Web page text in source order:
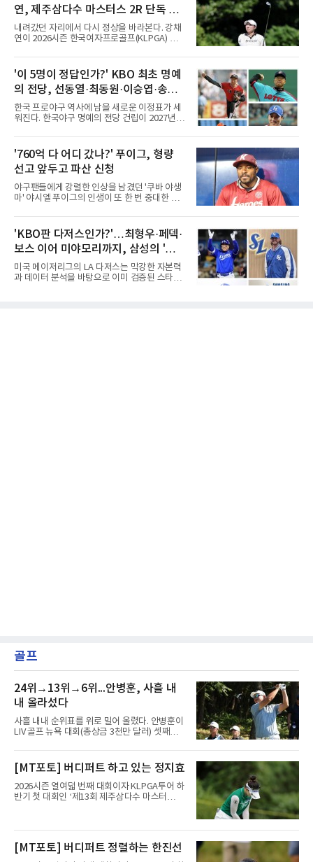
을 던졌다.물론 144경기가 세계적으로 특별히
많은 숫자는 아니다. 메이저리그는 팀당 162경
기, 일본프로야구도 143~144경기를 치른다. 숫
자만 놓고 보면 KBO가 유난히 혹사 구조라고 말
비교하기 어려울 정도로 폭염이 길어지고 강해
지고 있다. 여기에 장마, 이
연, 제주삼다수 마스터스 2R 단독 선
두
내려갔던 자리에서 다시 정상을 바라본다. 강채
연이 2026시즌 한국여자프로골프(KLPGA) 투어
억 원, 우승상금 1억8000만 원) 2라운드에서 단
독 선두로 도약했다.강채연은 7일 제주도 서귀
포의 테디밸리 골프앤리조트(파72)에서 열린 2
라운드에서 버디 5개와 보기 1개를 묶어 4언더
파 68타를 쳤다. 중간합계 9언더파 135타로 전
날 공동 4위에서 선두로 올라섰다. 공동 2위 그
룹(8언더파 136타)과는 한 타 차다.이 대회는 그
받았으나, 지난해 상금순위 75위에 그쳐 시드순
위전으로 밀렸고 본선에서도 78위에
'이 5명이 정답인가?' KBO 최초 명예
의 전당, 선동열·최동원·이승엽·송진
우·김응용을 둘러싼 논쟁
한국 프로야구 역사에 남을 새로운 이정표가 세
워진다. 한국야구 명예의 전당 건립이 2027년으
문으로 향하고 있다. "누가 한국 야구 최초의 명
예의 전당 헌액자가 될 것인가?"현재 가장 많이
거론되는 후보군은 선동열, 최동원, 이승엽, 송
진우, 그리고 김응용 감독이다. 한국 야구의 시
대별 상징성과 업적을 고려하면 충분히 설득력
있는 이름들이다.선동열은 한국 야구가 배출한
최고의 투수로 평가받는다. 해태 시절 통산 146
프로야구에서도 성공하며 한국 선수의 해외 진
출 가능성을 보여준 상징적인 존
'760억 다 어디 갔나?' 푸이그, 형량
선고 앞두고 파산 신청
야구팬들에게 강렬한 인상을 남겼던 '쿠바 야생
마' 야시엘 푸이그의 인생이 또 한 번 중대한 갈
거액을 벌었던 푸이그가 연방 사건 선고를 앞두
고 파산보호를 신청했다.푸이그는 최근 미국 플
로리다 파산 법원에 챕터11 파산보호 신청을 냈
다. 챕터11은 기업이나 개인이 채권자들과 협의
를 통해 재정 구조를 재편할 수 있도록 돕는 제도
다.미 매체들에 따르면 푸이그의 자산 규모는
1000만~5000만 달러(약 146억~730억 원), 부
'KBO판 다저스인가?'…최형우·페덱·
보스 이어 미야모리까지, 삼성의 '스펙
만렙' 승부수
미국 메이저리그의 LA 다저스는 막강한 자본력
과 데이터 분석을 바탕으로 이미 검증된 스타들
골프
24위→13위→6위...안병훈, 사흘 내
내 올라섰다
사흘 내내 순위표를 위로 밀어 올렸다. 안병훈이
LIV 골프 뉴욕 대회(총상금 3천만 달러) 셋째날
일(한국시간) 미국 뉴저지주 베드민스터의 트럼
프 내셔널 골프 클럽 베드민스터(파71)에서 열
린 3라운드에서 보기 1개만 적고 버디 4개를 잡
아 3언더파 68타를 쳤다. 중간 합계 5언더파 208
타로 공동 6위에 올라섰다.정상과는 거리가 있
타를 줄여 중간 합계 3언더파 210타로 공동 10
[MT포토] 버디퍼트 하고 있는 정지효
2026시즌 열여덟 번째 대회이자 KLPGA투어 하
반기 첫 대회인 ‘제13회 제주삼다수 마스터
트(파72/6,767야드)에서 열리고 있다.8일 현재
3라운드 경기가 펼쳐지고 있다.정지효가 1번 홀
에서 경기하고 있다.
[MT포토] 버디퍼트 정렬하는 한진선